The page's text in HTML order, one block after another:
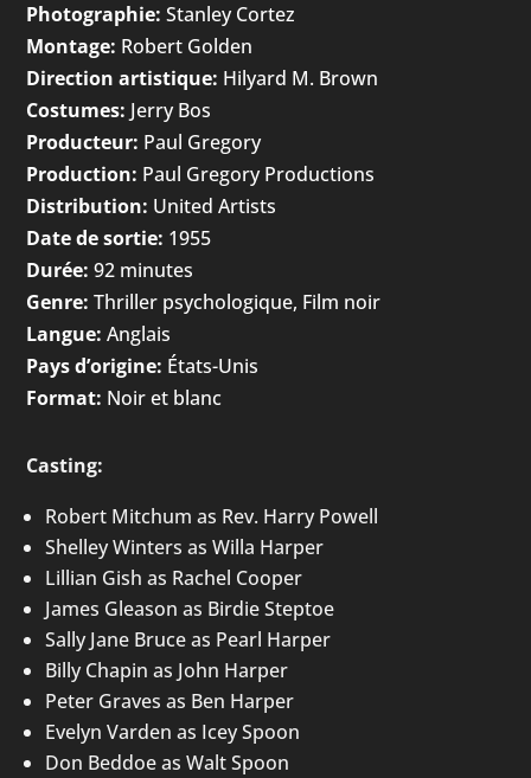
Photographie: Stanley Cortez
Montage: Robert Golden
Direction artistique: Hilyard M. Brown
Costumes: Jerry Bos
Producteur: Paul Gregory
Production: Paul Gregory Productions
Distribution: United Artists
Date de sortie: 1955
Durée: 92 minutes
Genre: Thriller psychologique, Film noir
Langue: Anglais
Pays d’origine: États-Unis
Format: Noir et blanc
Casting:
Robert Mitchum as Rev. Harry Powell
Shelley Winters as Willa Harper
Lillian Gish as Rachel Cooper
James Gleason as Birdie Steptoe
Sally Jane Bruce as Pearl Harper
Billy Chapin as John Harper
Peter Graves as Ben Harper
Evelyn Varden as Icey Spoon
Don Beddoe as Walt Spoon